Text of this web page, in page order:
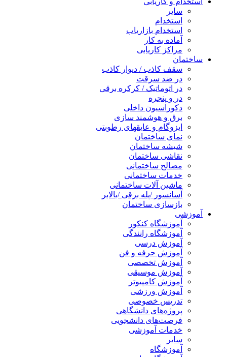
سایر
استخدام
استخدام بازاریاب
آماده به کار
مراکز کاریابی
ساختمان
سقف کاذب / دیوار کاذب
در ضد سرقت
در اتوماتیک / کرکره برقی
در و پنجره
دکوراسیون داخلی
برق و هوشمند سازی
ایزوگام و عایقهای رطوبتی
نمای ساختمان
شیشه ساختمان
نقاشی ساختمان
مصالح ساختمانی
خدمات ساختمانی
ماشین آلات ساختمانی
آسانسور /پله برقی /بالابر
بازسازی ساختمان
آموزشی
آموزشگاه کنکور
آموزشگاه رانندگی
آموزش درسی
آموزش حرفه و فن
آموزش تخصصی
آموزش موسیقی
آموزش کامپیوتر
آموزش ورزشی
تدریس خصوصی
پروژه‌های دانشگاهی
فرصت‌های دانشجویی
خدمات آموزشی
سایر
آموزشگاه